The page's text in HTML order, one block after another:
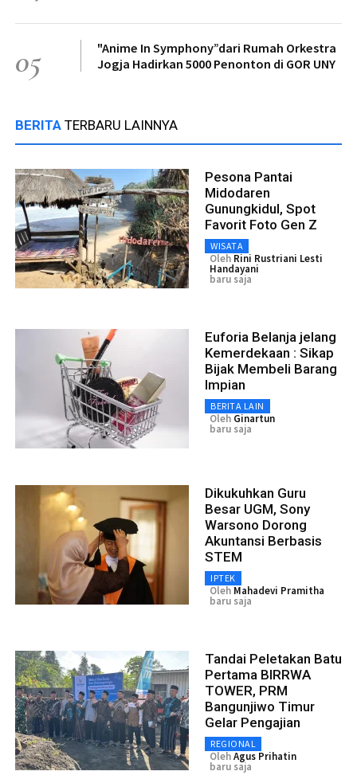
05
"Anime In Symphony”dari Rumah Orkestra
Jogja Hadirkan 5000 Penonton di GOR UNY
BERITA TERBARU LAINNYA
Pesona Pantai
Midodaren
Gunungkidul, Spot
Favorit Foto Gen Z
WISATA
Oleh Rini Rustriani Lesti
Handayani
baru saja
Euforia Belanja jelang
Kemerdekaan : Sikap
Bijak Membeli Barang
Impian
BERITA LAIN
Oleh Ginartun
baru saja
Dikukuhkan Guru
Besar UGM, Sony
Warsono Dorong
Akuntansi Berbasis
STEM
IPTEK
Oleh Mahadevi Pramitha
baru saja
Tandai Peletakan Batu
Pertama BIRRWA
TOWER, PRM
Bangunjiwo Timur
Gelar Pengajian
REGIONAL
OlehAgus Prihatin
baru saja